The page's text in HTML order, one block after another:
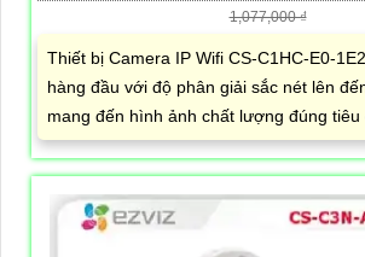
1,077,000 ₫
Thiết bị Camera IP Wifi CS-C1HC-E0-
hàng đầu với độ phân giải sắc nét lên
mang đến hình ảnh chất lượng đúng tiêu